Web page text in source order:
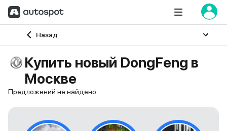
Назад
Главная
Купить новый DongFeng в
Москве
Предложений не найдено.